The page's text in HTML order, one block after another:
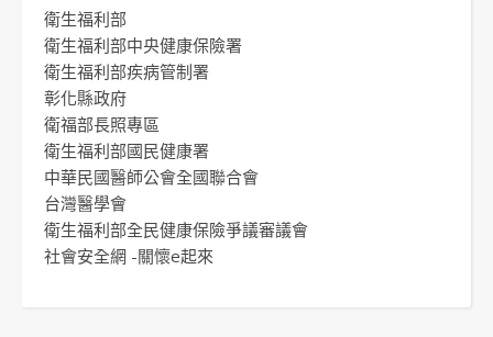
衛生福利部
衛生福利部中央健康保險署
衛生福利部疾病管制署
彰化縣政府
衛福部長照專區
衛生福利部國民健康署
中華民國醫師公會全國聯合會
台灣醫學會
衛生福利部全民健康保險爭議審議會
社會安全網 -關懷e起來